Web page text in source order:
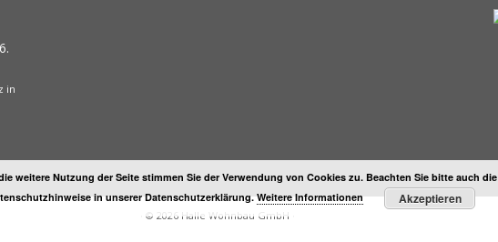
6.
in
© 2026 Halle Wohnbau GmbH
weitere Nutzung der Seite stimmen Sie der Verwendung von Cookies zu. Beachten Sie bitte auch die
in unserer Datenschutzerklärung.Weitere Informationen Akzeptieren